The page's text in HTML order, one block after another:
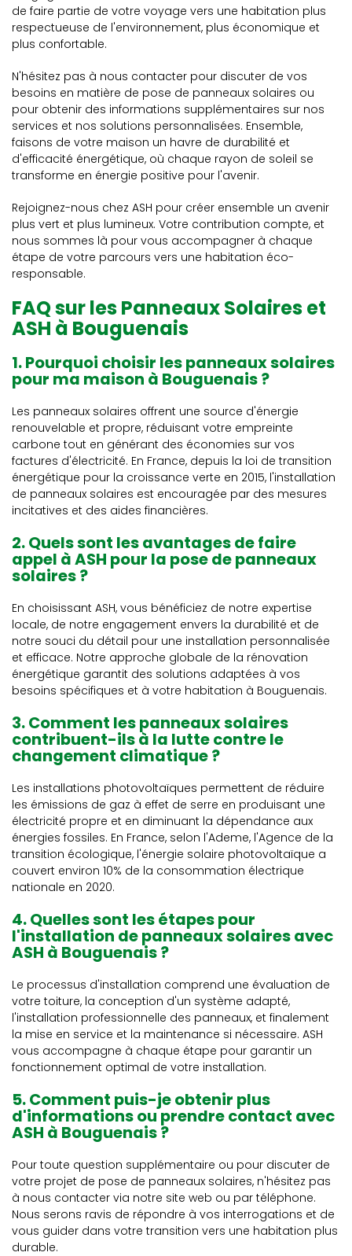
de faire partie de votre voyage vers une habitation plus
respectueuse de l'environnement, plus économique et
plus confortable.
N'hésitez pas à nous contacter pour discuter de vos
besoins en matière de pose de panneaux solaires ou
pour obtenir des informations supplémentaires sur nos
services et nos solutions personnalisées. Ensemble,
faisons de votre maison un havre de durabilité et
d'efficacité énergétique, où chaque rayon de soleil se
transforme en énergie positive pour l'avenir.
Rejoignez-nous chez ASH pour créer ensemble un avenir
plus vert et plus lumineux. Votre contribution compte, et
nous sommes là pour vous accompagner à chaque
étape de votre parcours vers une habitation éco-
responsable.
FAQ sur les Panneaux Solaires et
ASH à Bouguenais
1. Pourquoi choisir les panneaux solaires
pour ma maison à Bouguenais ?
Les panneaux solaires offrent une source d'énergie
renouvelable et propre, réduisant votre empreinte
carbone tout en générant des économies sur vos
factures d'électricité. En France, depuis la loi de transition
énergétique pour la croissance verte en 2015, l'installation
de panneaux solaires est encouragée par des mesures
incitatives et des aides financières.
2. Quels sont les avantages de faire
appel à ASH pour la pose de panneaux
solaires ?
En choisissant ASH, vous bénéficiez de notre expertise
locale, de notre engagement envers la durabilité et de
notre souci du détail pour une installation personnalisée
et efficace. Notre approche globale de la rénovation
énergétique garantit des solutions adaptées à vos
besoins spécifiques et à votre habitation à Bouguenais.
3. Comment les panneaux solaires
contribuent-ils à la lutte contre le
changement climatique ?
Les installations photovoltaïques permettent de réduire
les émissions de gaz à effet de serre en produisant une
électricité propre et en diminuant la dépendance aux
énergies fossiles. En France, selon l'Ademe, l'Agence de la
transition écologique, l'énergie solaire photovoltaïque a
couvert environ 10% de la consommation électrique
nationale en 2020.
4. Quelles sont les étapes pour
l'installation de panneaux solaires avec
ASH à Bouguenais ?
Le processus d'installation comprend une évaluation de
votre toiture, la conception d'un système adapté,
l'installation professionnelle des panneaux, et finalement
la mise en service et la maintenance si nécessaire. ASH
vous accompagne à chaque étape pour garantir un
fonctionnement optimal de votre installation.
5. Comment puis-je obtenir plus
d'informations ou prendre contact avec
ASH à Bouguenais ?
Pour toute question supplémentaire ou pour discuter de
votre projet de pose de panneaux solaires, n'hésitez pas
à nous contacter via notre site web ou par téléphone.
Nous serons ravis de répondre à vos interrogations et de
vous guider dans votre transition vers une habitation plus
durable.